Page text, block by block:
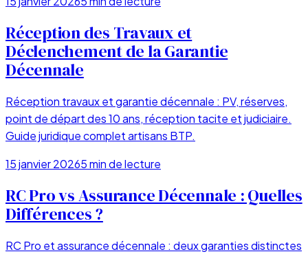
Réception des Travaux et
Déclenchement de la Garantie
Décennale
Réception travaux et garantie décennale : PV, réserves,
point de départ des 10 ans, réception tacite et judiciaire.
Guide juridique complet artisans BTP.
15 janvier 20265min de lecture
RC Pro vs Assurance Décennale : Quelles
Différences ?
RC Pro et assurance décennale : deux garanties distinctes